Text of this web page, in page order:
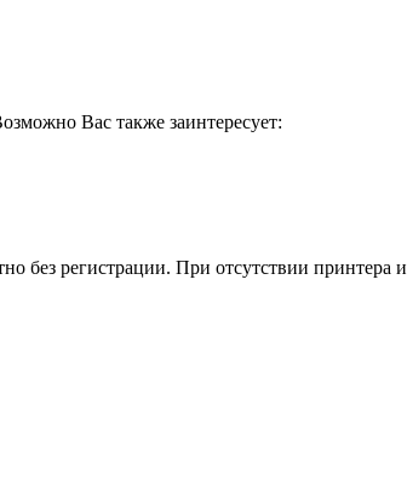
Вас также заинтересует:
без регистрации. При отсутствии принтера